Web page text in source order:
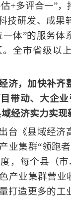
+多评合一”
技研发、成果
体”的服务体
全市省级以
济，加快补
带动、大企
经济实力实现
《县域经济
业集群“领跑
，每个县（
产业集群营业
打造更多的工